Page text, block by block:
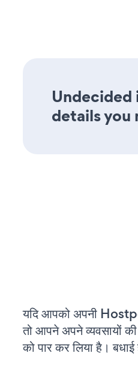
Undecided
details you
यदि आपको अपनी
तो आपने अपने व्यवसायों
को पार कर लिया है। बधाई